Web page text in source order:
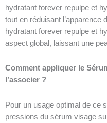
hydratant forever repulpe et
tout en réduisant l’apparence
hydratant forever repulpe et
aspect global, laissant une
Comment appliquer le
l’associer ?
Pour un usage optimal de ce
pressions du sérum visage